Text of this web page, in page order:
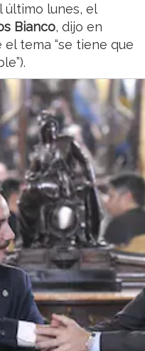
último lunes, el
Bianco, dijo en
tema “se tiene que